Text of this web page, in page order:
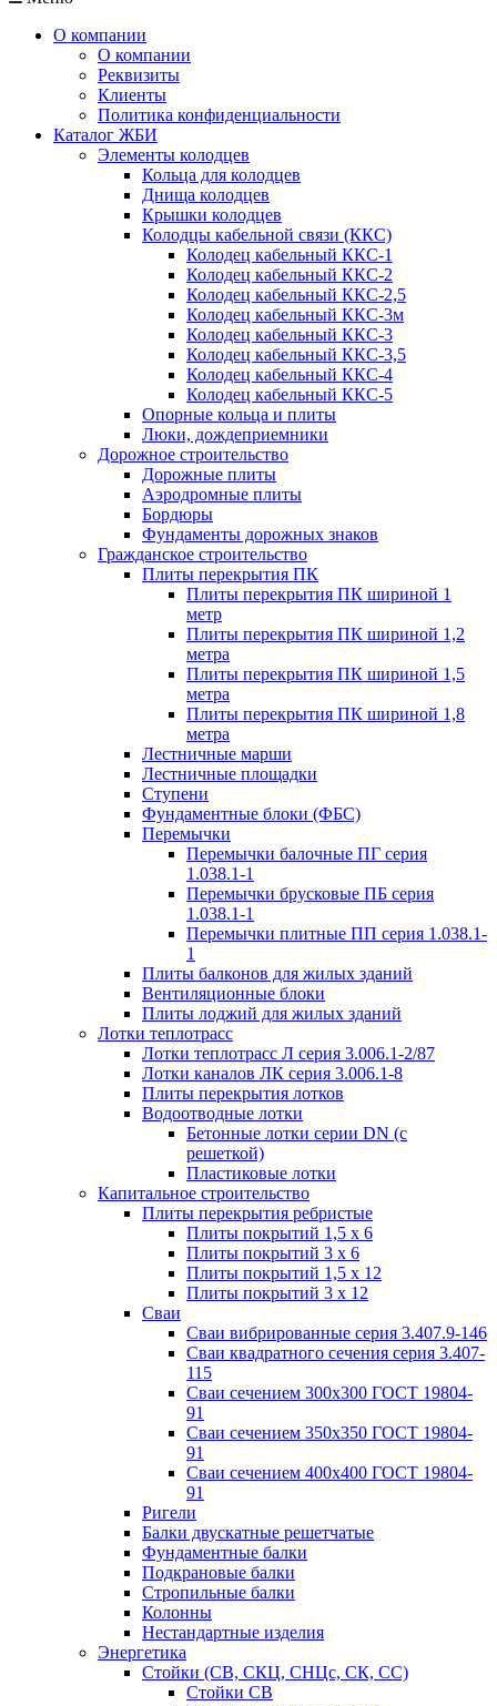
О компании
О компании
Реквизиты
Клиенты
Политика конфиденциальности
Каталог ЖБИ
Элементы колодцев
Кольца для колодцев
Днища колодцев
Крышки колодцев
Колодцы кабельной связи (ККС)
Колодец кабельный ККС-1
Колодец кабельный ККС-2
Колодец кабельный ККС-2,5
Колодец кабельный ККС-3м
Колодец кабельный ККС-3
Колодец кабельный ККС-3,5
Колодец кабельный ККС-4
Колодец кабельный ККС-5
Опорные кольца и плиты
Люки, дождеприемники
Дорожное строительство
Дорожные плиты
Аэродромные плиты
Бордюры
Фундаменты дорожных знаков
Гражданское строительство
Плиты перекрытия ПК
Плиты перекрытия ПК шириной 1
метр
Плиты перекрытия ПК шириной 1,2
метра
Плиты перекрытия ПК шириной 1,5
метра
Плиты перекрытия ПК шириной 1,8
метра
Лестничные марши
Лестничные площадки
Ступени
Фундаментные блоки (ФБС)
Перемычки
Перемычки балочные ПГ серия
1.038.1-1
Перемычки брусковые ПБ серия
1.038.1-1
Перемычки плитные ПП серия 1.038.1-
1
Плиты балконов для жилых зданий
Вентиляционные блоки
Плиты лоджий для жилых зданий
Лотки теплотрасс
Лотки теплотрасс Л серия 3.006.1-2/87
Лотки каналов ЛК серия 3.006.1-8
Плиты перекрытия лотков
Водоотводные лотки
Бетонные лотки серии DN (с
решеткой)
Пластиковые лотки
Капитальное строительство
Плиты перекрытия ребристые
Плиты покрытий 1,5 x 6
Плиты покрытий 3 x 6
Плиты покрытий 1,5 x 12
Плиты покрытий 3 x 12
Сваи
Сваи вибрированные серия 3.407.9-146
Сваи квадратного сечения серия 3.407-
115
Сваи сечением 300х300 ГОСТ 19804-
91
Сваи сечением 350х350 ГОСТ 19804-
91
Сваи сечением 400х400 ГОСТ 19804-
91
Ригели
Балки двускатные решетчатые
Фундаментные балки
Подкрановые балки
Стропильные балки
Колонны
Нестандартные изделия
Энергетика
Стойки (СВ, СКЦ, СНЦс, СК, СС)
Стойки СВ